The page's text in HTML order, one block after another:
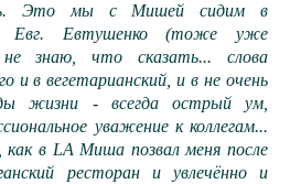
Это мы с Мишей сидим в
Евг. Евтушенко (тоже уже
знаю, что сказать... слова
и в вегетарианский, и в не очень
жизни - всегда острый ум,
уважение к коллегам...
как в LA Миша позвал меня после
ресторан и увлечённо и